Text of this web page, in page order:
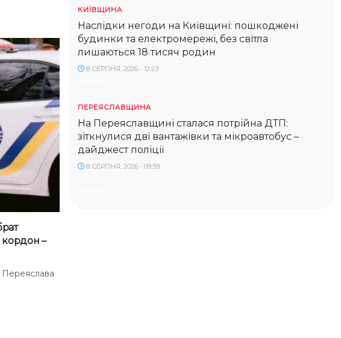
кордон –
Переяслава
КИЇВЩИНА
Наслідки негоди на Київщині: пошкоджені
будинки та електромережі, без світла
лишаються 18 тисяч родин
8 СЕРПНЯ, 2026 - 12:23
ПЕРЕЯСЛАВЩИНА
На Переяславщині сталася потрійна ДТП:
зіткнулися дві вантажівки та мікроавтобус –
дайджест поліції
8 СЕРПНЯ, 2026 - 09:59